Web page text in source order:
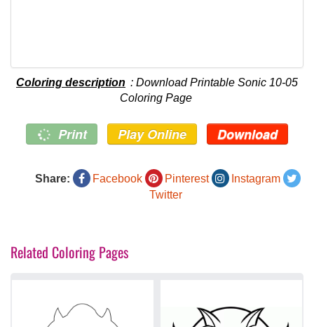
Coloring description : Download Printable Sonic 10-05
Coloring Page
Print Play Online Download
Share: Facebook Pinterest
Instagram
Twitter
Related Coloring Pages